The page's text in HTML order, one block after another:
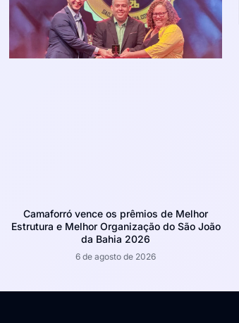
Camaforró vence os prêmios de Melhor
Estrutura e Melhor Organização do São João
da Bahia 2026
6 de agosto de 2026